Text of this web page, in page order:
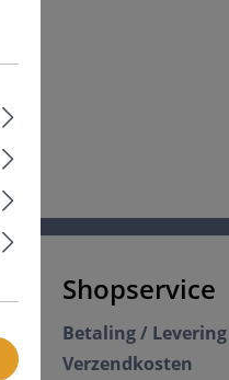
Shopservice
Betaling / Levering
Verzendkosten